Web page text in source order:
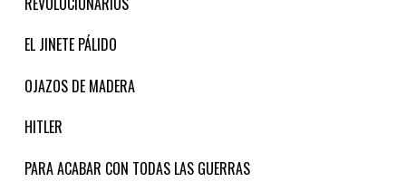
EL JINETE PÁLIDO
OJAZOS DE MADERA
HITLER
PARA ACABAR CON TODAS LAS GUERRAS